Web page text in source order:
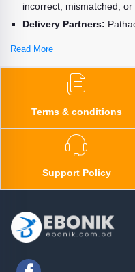
incorrect, mismatched, or
Delivery Partners:
Read More
Terms & conditions
Support Policy